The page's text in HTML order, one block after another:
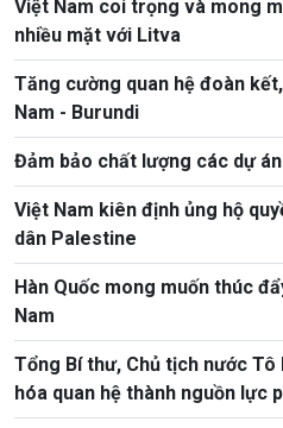
Việt Nam coi trọng và mong
nhiều mặt với Litva
Tăng cường quan hệ đoàn
Nam - Burundi
Đảm bảo chất lượng các dự
Việt Nam kiên định ủng hộ
dân Palestine
Hàn Quốc mong muốn thúc
Nam
Tổng Bí thư, Chủ tịch nước
hóa quan hệ thành nguồn lực